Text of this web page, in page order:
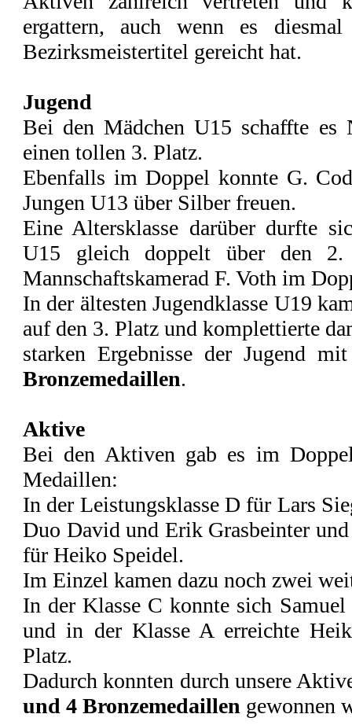
ergattern, auch wenn es
Bezirksmeistertitel gereicht hat.
Jugend
Bei den Mädchen U15 schaffte
einen tollen 3. Platz.
Ebenfalls im Doppel konnte G.
Jungen U13 über Silber freuen.
Eine Altersklasse darüber durfte
U15 gleich doppelt über den
Mannschaftskamerad F. Voth im
In der ältesten Jugendklasse U19
auf den 3. Platz und komplettierte
starken Ergebnisse der Jugend
Bronzemedaillen.
Aktive
Bei den Aktiven gab es im
Medaillen:
In der Leistungsklasse D für Lars
Duo David und Erik Grasbeinter
für Heiko Speidel.
Im Einzel kamen dazu noch zwei
In der Klasse C konnte sich
und in der Klasse A erreichte
Platz.
Dadurch konnten durch unsere
und 4 Bronzemedaillen gewonnen